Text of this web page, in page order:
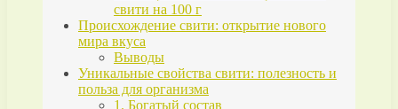
свити на 100 г
Происхождение свити: открытие нового
мира вкуса
Выводы
Уникальные свойства свити: полезность и
польза для организма
1. Богатый состав